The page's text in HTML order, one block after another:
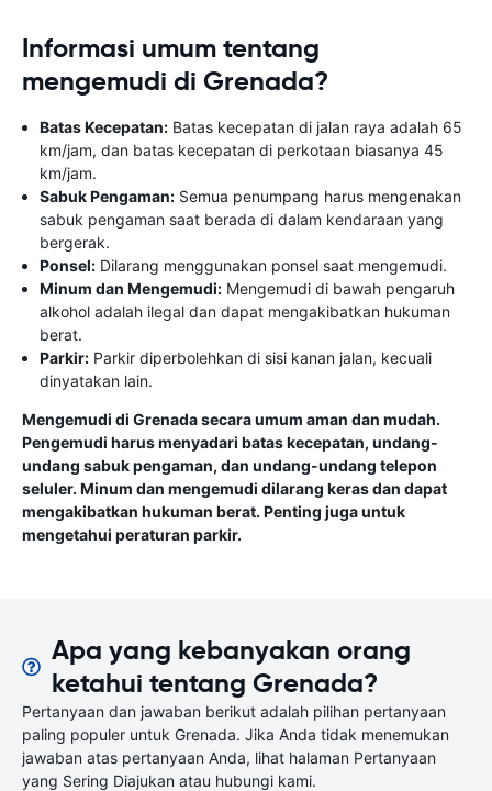
Informasi umum tentang
mengemudi di Grenada?
Batas Kecepatan: Batas kecepatan di jalan raya adalah 65
km/jam, dan batas kecepatan di perkotaan biasanya 45
km/jam.
Sabuk Pengaman: Semua penumpang harus mengenakan
sabuk pengaman saat berada di dalam kendaraan yang
bergerak.
Ponsel: Dilarang menggunakan ponsel saat mengemudi.
Minum dan Mengemudi: Mengemudi di bawah pengaruh
alkohol adalah ilegal dan dapat mengakibatkan hukuman
berat.
Parkir: Parkir diperbolehkan di sisi kanan jalan, kecuali
dinyatakan lain.
Mengemudi di Grenada secara umum aman dan mudah.
Pengemudi harus menyadari batas kecepatan, undang-
undang sabuk pengaman, dan undang-undang telepon
seluler. Minum dan mengemudi dilarang keras dan dapat
mengakibatkan hukuman berat. Penting juga untuk
mengetahui peraturan parkir.
Apa yang kebanyakan orang
ketahui tentang Grenada?
Pertanyaan dan jawaban berikut adalah pilihan pertanyaan
paling populer untuk Grenada. Jika Anda tidak menemukan
jawaban atas pertanyaan Anda, lihat halaman Pertanyaan
yang Sering Diajukan atau hubungi kami.